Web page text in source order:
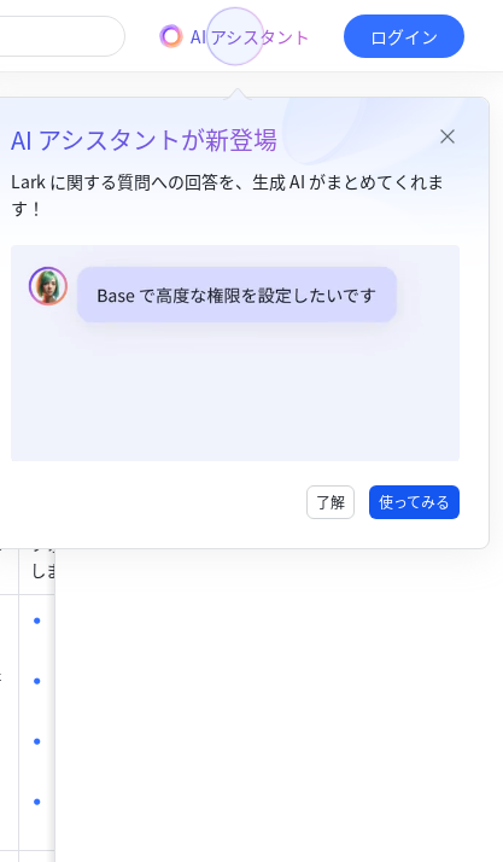
AI アシスタント
AI アシスタントが新登場
Lark に関する質問への回答を、生成 AI がまとめてくれま
す！
了解 使ってみる
ログイン
ウ
公式アカウントアプリ の中にまとめて表示され
フォロワーの邪魔にならず、よりユーザーフレンドリーで、情報の
します。
1. 機能比較​